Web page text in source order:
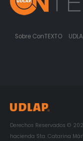
Sobre ConTEXTO
Derechos Reservados ©
hacienda Sta. Catarina